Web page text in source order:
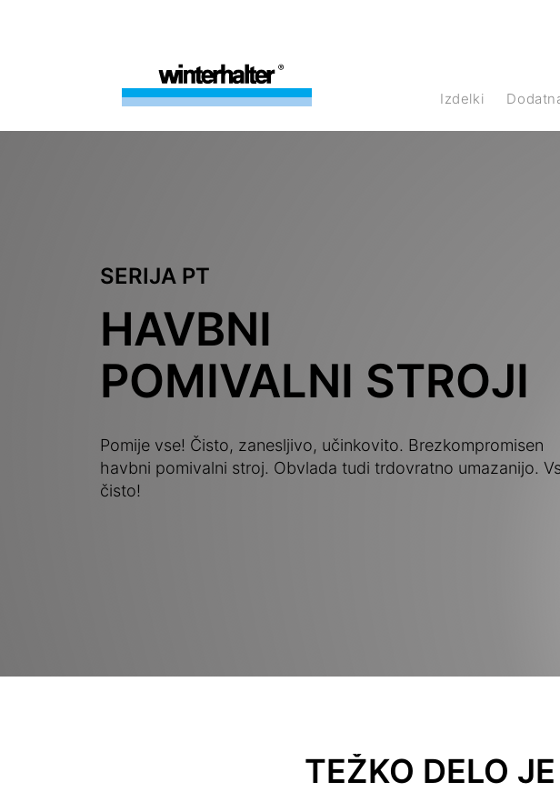
Izdelki
SERIJA PT
HAVBNI
POMIVALNI STROJI
Pomije vse! Čisto, zanesljivo, učinkovito. Brezkompromisen
havbni pomivalni stroj. Obvlada tudi trdovratno umazanijo.
čisto!
TEŽKO DELO